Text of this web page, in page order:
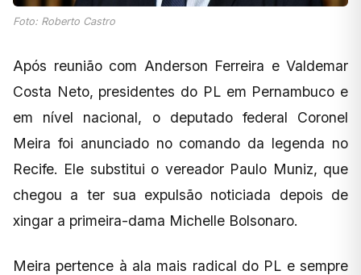
Foto: Roberto Castro
Após reunião com Anderson Ferreira e Valdemar
Costa Neto, presidentes do PL em Pernambuco e
em nível nacional, o deputado federal Coronel
Meira foi anunciado no comando da legenda no
Recife. Ele substitui o vereador Paulo Muniz, que
chegou a ter sua expulsão noticiada depois de
xingar a primeira-dama Michelle Bolsonaro.
Meira pertence à ala mais radical do PL e sempre